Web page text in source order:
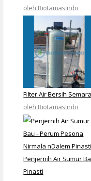
oleh Biotamasindo
Filter Air Bersih
oleh Biotamasindo
Penjernih Air Sumur
Pinasti